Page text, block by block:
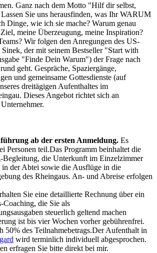
Ganz nach dem Motto "Hilf dir selbst,
Sie uns herausfinden, was Ihr WARUM
Dinge, wie ich sie mache? Warum genau
meine Überzeugung, meine Inspiration?
Wir folgen den Anregungen des US-
der mit seinem Bestseller "Start with
"Finde Dein Warum") der Frage nach
geht. Gespräche, Spaziergänge,
und gemeinsame Gottesdienste (auf
dreitägigen Aufenthaltes im
Dieses Angebot richtet sich an
ab der ersten Anmeldung. Es
Personen teil.Das Programm beinhaltet die
Begleitung, die Unterkunft im Einzelzimmer
der Abtei sowie die Ausflüge in die
des Rheingaus. An- und Abreise erfolgen
Sie eine detaillierte Rechnung über ein
Coaching, die Sie als
steuerlich geltend machen
ist bis vier Wochen vorher gebührenfrei.
50% des Teilnahmebetrags.Der Aufenthalt in
wird terminlich individuell abgesprochen.
erfragen Sie bitte direkt bei mir.